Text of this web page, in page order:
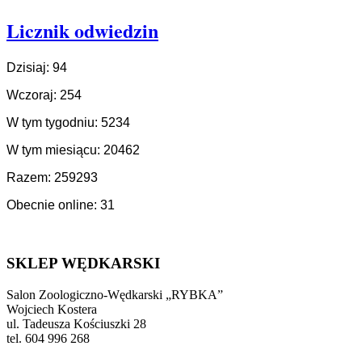
Licznik odwiedzin
Dzisiaj: 94
Wczoraj: 254
W tym tygodniu: 5234
W tym miesiącu: 20462
Razem: 259293
Obecnie online: 31
SKLEP WĘDKARSKI
Salon Zoologiczno-Wędkarski „RYBKA”
Wojciech Kostera
ul. Tadeusza Kościuszki 28
tel. 604 996 268